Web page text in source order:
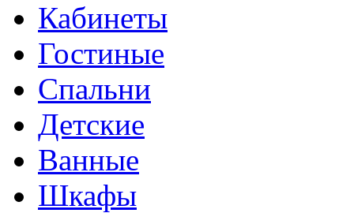
Кабинеты
Гостиные
Спальни
Детские
Ванные
Шкафы